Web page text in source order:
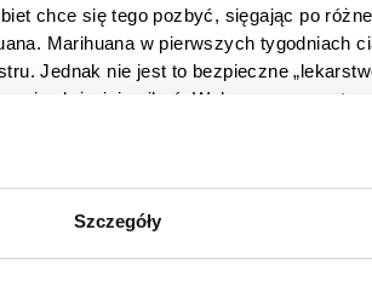
Szczegóły
chce się tego pozbyć, sięgając po
Marihuana w pierwszych tygodniach
Jednak nie jest to bezpieczne
i należy jej unikać. Wpływa ona
- skutki
dziecka.
OIOM niż inne dzieci, mają niedowagę
zwiększa również ryzyko urodzenia